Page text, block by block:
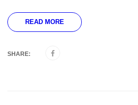
READ MORE
SHARE: